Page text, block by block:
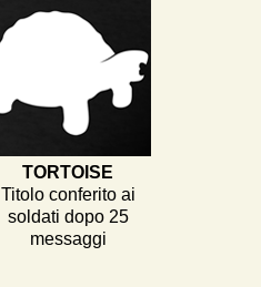
TORTOISE
Titolo conferito ai
soldati dopo 25
messaggi